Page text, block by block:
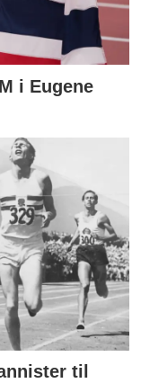
i Eugene
til